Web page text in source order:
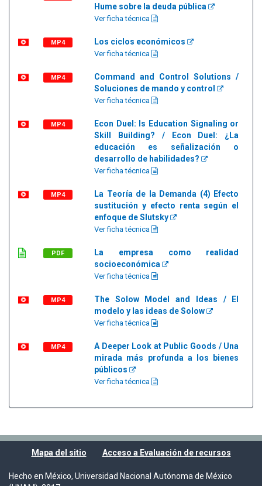
Hume sobre la deuda pública
Ver ficha técnica
MP4 Los ciclos económicos
Ver ficha técnica
MP4
Command and Control Solutions /
Soluciones de mando y control
Ver ficha técnica
MP4
Econ Duel: Is Education Signaling or
Skill Building? / Econ Duel: ¿La
educación es señalización o
desarrollo de habilidades?
Ver ficha técnica
MP4
La Teoría de la Demanda (4) Efecto
sustitución y efecto renta según el
enfoque de Slutsky
Ver ficha técnica
PDF
La empresa como realidad
socioeconómica
Ver ficha técnica
MP4
The Solow Model and Ideas / El
modelo y las ideas de Solow
Ver ficha técnica
MP4
A Deeper Look at Public Goods / Una
mirada más profunda a los bienes
públicos
Ver ficha técnica
Mapa del sitio Acceso a Evaluación de recursos
Hecho en México, Universidad Nacional Autónoma de México